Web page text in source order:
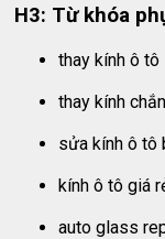
H3: Từ khóa
thay kính ô
thay kính
sửa kính ô tô
kính ô tô giá
auto glass